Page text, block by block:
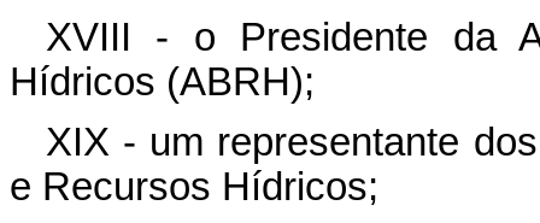
XVIII - o Presidente da
Hídricos (ABRH);
XIX - um representante
e Recursos Hídricos;